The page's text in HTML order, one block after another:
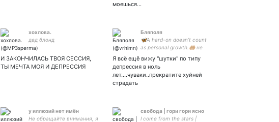
моешься…
хохлова.
дед блонд
И ЗАКОНЧИЛАСЬ ТВОЯ СЕССИЯ,
ТЫ МЕЧТА МОЯ И ДЕПРЕССИЯ
Бляполя
🦋A hard-on doesn’t count
as personal growth.🤲🏼 не
Я всё ещё вижу "шутки" по типу
депрессия в ноль
лет....чуваки..прекратите хуйней
страдать
у иллюзий нет имён
Не обращайте внимания, я
свобода | гори гори ясно
l come from the stars |